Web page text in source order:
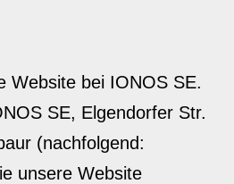
Website bei IONOS SE.
SE, Elgendorfer Str.
(nachfolgend:
unsere Website